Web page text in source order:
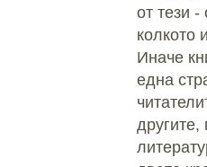
от тези
колкото
Иначе
една